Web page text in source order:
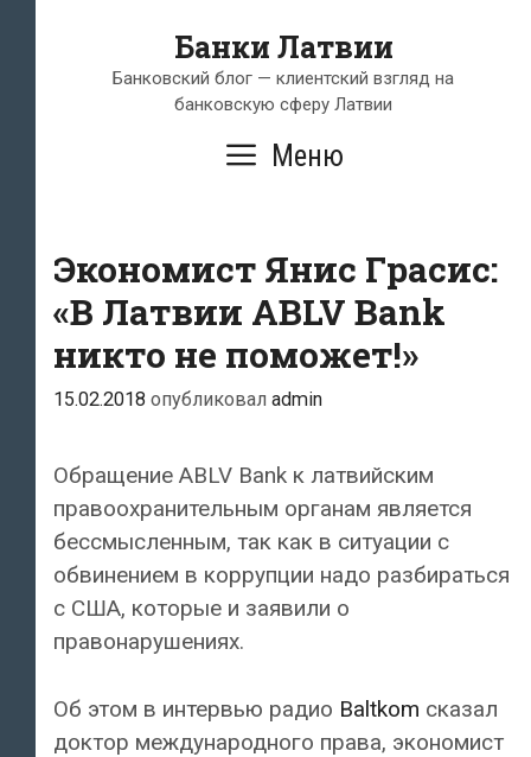
содержимому
Банки Латвии
Банковский блог — клиентский взгляд на
банковскую сферу Латвии
Меню
Экономист Янис Грасис:
«В Латвии ABLV Bank
никто не поможет!»
15.02.2018 опубликовал admin
Обращение ABLV Bank к латвийским
правоохранительным органам является
бессмысленным, так как в ситуации с
обвинением в коррупции надо разбираться
с США, которые и заявили о
правонарушениях.
Об этом в интервью радио Baltkom сказал
доктор международного права, экономист